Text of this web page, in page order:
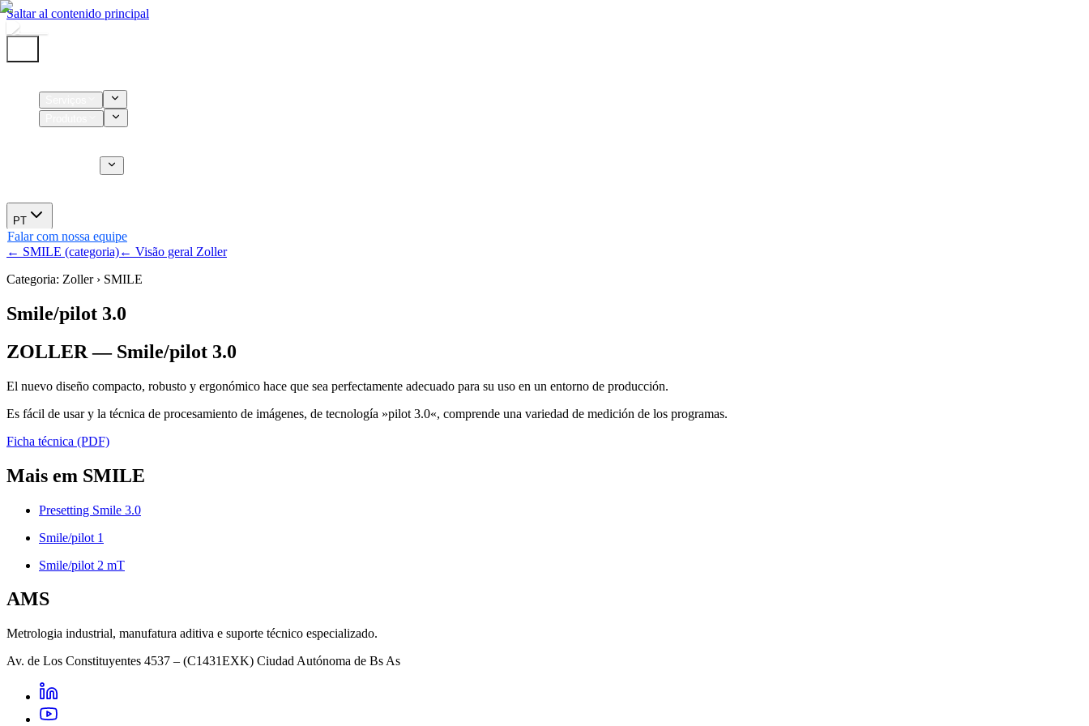
Saltar al contenido principal
PT
Falar com nossa equipe
← SMILE (categoria)← Visão geral Zoller
Categoria: Zoller › SMILE
Smile/pilot 3.0
ZOLLER — Smile/pilot 3.0
El nuevo diseño compacto, robusto y ergonómico hace que sea perfectamente adecuado para su uso en un entorno de producción.
Es fácil de usar y la técnica de procesamiento de imágenes, de tecnología »pilot 3.0«, comprende una variedad de medición de los programas.
Ficha técnica (PDF)
Mais em SMILE
Presetting Smile 3.0
Smile/pilot 1
Smile/pilot 2 mT
AMS
Metrologia industrial, manufatura aditiva e suporte técnico especializado.
Av. de Los Constituyentes 4537 – (C1431EXK) Ciudad Autónoma de Bs As